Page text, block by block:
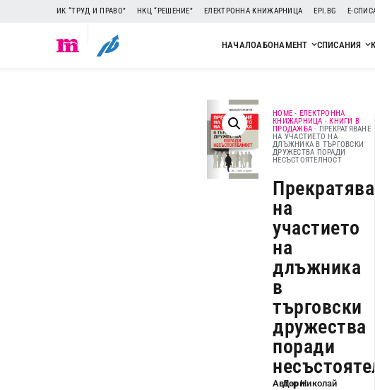
ИК “ТРУД И ПРАВО” НКЦ “РЕШЕНИЕ” ЕЛЕКТРОННА КНИЖАРНИЦА EPI.BG Е-
НАЧАЛОАБОНАМЕНТ СПИСАНИЯ
HOME - ЕЛЕКТРОННА
КНИЖАРНИЦА -КНИГИ В
ПРОДАЖБА - ПРЕКРАТЯВАНЕ
НА УЧАСТИЕТО НА
ДЛЪЖНИКА В ТЪРГОВСКИ
ДРУЖЕСТВА ПОРАДИ
НЕСЪСТОЯТЕЛНОСТ
на
участието
на
длъжника
в
търговски
дружества
поради
Автори:
Д-р Николай